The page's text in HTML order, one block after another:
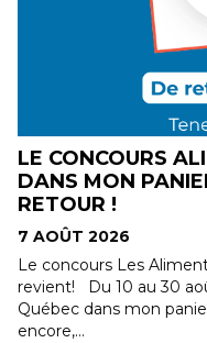
LE CONCOURS
DANS MON
RETOUR !
7 AOÛT 2026
Le concours Les
revient! Du 10 au 30
Québec dans mon
encore,...